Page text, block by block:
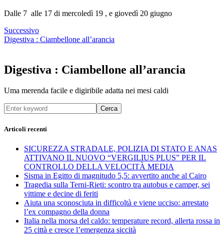
Dalle 7 alle 17 di mercoledì 19 , e giovedì 20 giugno
Successivo
Digestiva : Ciambellone all’arancia
Digestiva : Ciambellone all’arancia
Uma merenda facile e digiribile adatta nei mesi caldi
Cerca
Articoli recenti
SICUREZZA STRADALE, POLIZIA DI STATO E ANAS
ATTIVANO IL NUOVO “VERGILIUS PLUS” PER IL
CONTROLLO DELLA VELOCITÀ MEDIA
Sisma in Egitto di magnitudo 5,5: avvertito anche al Cairo
Tragedia sulla Terni-Rieti: scontro tra autobus e camper, sei
vittime e decine di feriti
Aiuta una sconosciuta in difficoltà e viene ucciso: arrestato
l’ex compagno della donna
Italia nella morsa del caldo: temperature record, allerta rossa in
25 città e cresce l’emergenza siccità